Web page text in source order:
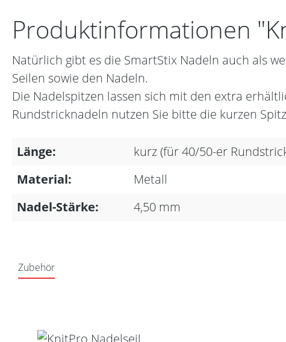
Produktinformationen
Natürlich gibt es die SmartStix Nadeln auch als
Seilen sowie den Nadeln.
Die Nadelspitzen lassen sich mit den extra
Rundstricknadeln nutzen Sie bitte die kurzen
Länge:
kurz (für 40/50-er
Material:
Metall
Nadel-Stärke:
4,50 mm
Zubehör